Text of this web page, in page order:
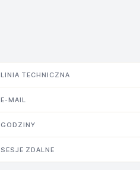
LINIA TECHNICZNA
E-MAIL
GODZINY
SESJE ZDALNE